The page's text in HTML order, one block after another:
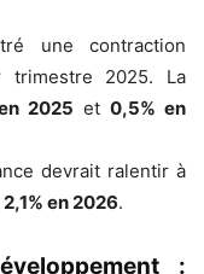
une contraction
trimestre 2025. La
2025 et 0,5% en
devrait ralentir à
2,1% en 2026.
: